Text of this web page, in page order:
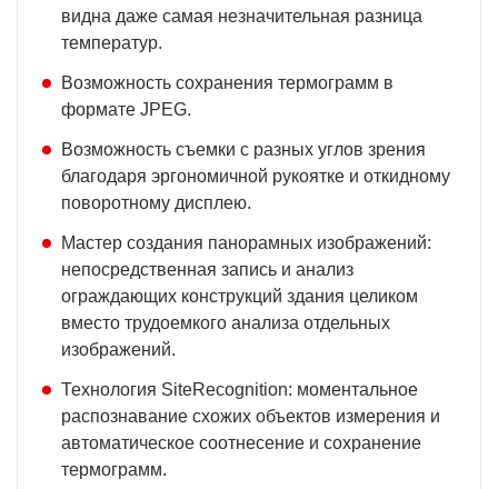
видна даже самая незначительная разница
температур.
Возможность сохранения термограмм в
формате JPEG.
Возможность съемки с разных углов зрения
благодаря эргономичной рукоятке и откидному
поворотному дисплею.
Мастер создания панорамных изображений:
непосредственная запись и анализ
ограждающих конструкций здания целиком
вместо трудоемкого анализа отдельных
изображений.
Технология SiteRecognition: моментальное
распознавание схожих объектов измерения и
автоматическое соотнесение и сохранение
термограмм.